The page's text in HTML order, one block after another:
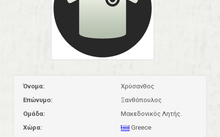
Όνομα:
Χρύσανθος
Επώνυμο:
Ξανθόπουλος
Ομάδα:
Μακεδονικός Λητής.
Χώρα:
Greece